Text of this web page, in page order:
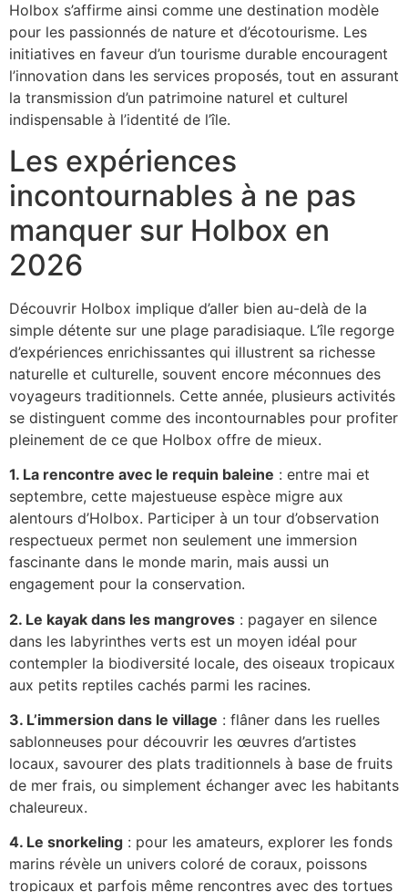
Holbox s’affirme ainsi comme une destination modèle
pour les passionnés de nature et d’écotourisme. Les
initiatives en faveur d’un tourisme durable encouragent
l’innovation dans les services proposés, tout en assurant
la transmission d’un patrimoine naturel et culturel
indispensable à l’identité de l’île.
Les expériences
incontournables à ne pas
manquer sur Holbox en
2026
Découvrir Holbox implique d’aller bien au-delà de la
simple détente sur une plage paradisiaque. L’île regorge
d’expériences enrichissantes qui illustrent sa richesse
naturelle et culturelle, souvent encore méconnues des
voyageurs traditionnels. Cette année, plusieurs activités
se distinguent comme des incontournables pour profiter
pleinement de ce que Holbox offre de mieux.
1. La rencontre avec le requin baleine : entre mai et
septembre, cette majestueuse espèce migre aux
alentours d’Holbox. Participer à un tour d’observation
respectueux permet non seulement une immersion
fascinante dans le monde marin, mais aussi un
engagement pour la conservation.
2. Le kayak dans les mangroves : pagayer en silence
dans les labyrinthes verts est un moyen idéal pour
contempler la biodiversité locale, des oiseaux tropicaux
aux petits reptiles cachés parmi les racines.
3. L’immersion dans le village : flâner dans les ruelles
sablonneuses pour découvrir les œuvres d’artistes
locaux, savourer des plats traditionnels à base de fruits
de mer frais, ou simplement échanger avec les habitants
chaleureux.
4. Le snorkeling : pour les amateurs, explorer les fonds
marins révèle un univers coloré de coraux, poissons
tropicaux et parfois même rencontres avec des tortues